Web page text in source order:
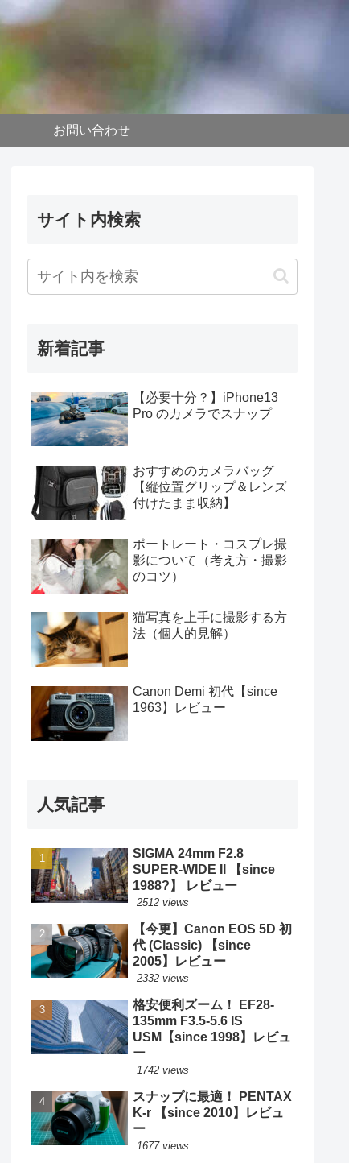
お問い合わせ
サイト内検索
新着記事
【必要十分？】iPhone13
Pro のカメラでスナップ
おすすめのカメラバッグ
【縦位置グリップ＆レンズ
付けたまま収納】
ポートレート・コスプレ撮
影について（考え方・撮影
のコツ）
猫写真を上手に撮影する方
法（個人的見解）
Canon Demi 初代【since
1963】レビュー
人気記事
SIGMA 24mm F2.8
SUPER-WIDE II 【since
1988?】 レビュー
2512 views
【今更】Canon EOS 5D 初
代 (Classic) 【since
2005】レビュー
2332 views
格安便利ズーム！ EF28-
135mm F3.5-5.6 IS
USM【since 1998】レビュ
ー
1742 views
スナップに最適！ PENTAX
K-r 【since 2010】レビュ
ー
1677 views